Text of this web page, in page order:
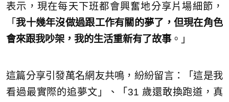
表示，現在每天下班都會興奮地分享片場細節，
「我十幾年沒做過跟工作有關的夢了，但現在角色
會來跟我吵架，我的生活重新有了故事。」
這篇分享引發萬名網友共鳴，紛紛留言：「這是我
看過最實際的追夢文」、「31 歲還敢換跑道，真